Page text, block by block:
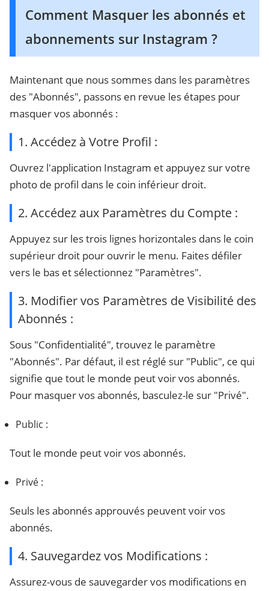
Comment Masquer les abonnés et
abonnements sur Instagram ?
Maintenant que nous sommes dans les paramètres
des "Abonnés", passons en revue les étapes pour
masquer vos abonnés :
1. Accédez à Votre Profil :
Ouvrez l'application Instagram et appuyez sur votre
photo de profil dans le coin inférieur droit.
2. Accédez aux Paramètres du Compte :
Appuyez sur les trois lignes horizontales dans le coin
supérieur droit pour ouvrir le menu. Faites défiler
vers le bas et sélectionnez "Paramètres".
3. Modifier vos Paramètres de Visibilité des
Abonnés :
Sous "Confidentialité", trouvez le paramètre
"Abonnés". Par défaut, il est réglé sur "Public", ce qui
signifie que tout le monde peut voir vos abonnés.
Pour masquer vos abonnés, basculez-le sur "Privé".
Public :
Tout le monde peut voir vos abonnés.
Privé :
Seuls les abonnés approuvés peuvent voir vos
abonnés.
4. Sauvegardez vos Modifications :
Assurez-vous de sauvegarder vos modifications en